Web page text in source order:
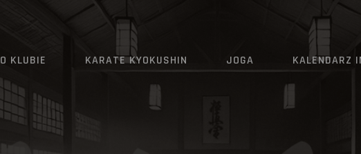
O KLUBIE KARATE KYOKUSHIN JOGA KALENDARZ
AKTUALNOŚCI
O KLUBIE
KARATE KYOKUSHIN
JOGA